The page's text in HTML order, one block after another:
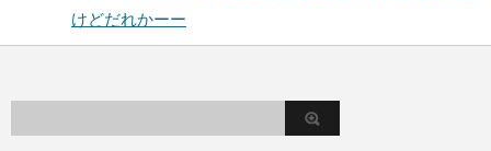
けどだれかーー